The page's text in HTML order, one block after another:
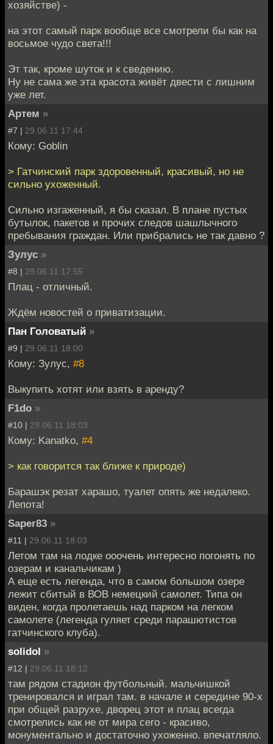
хозяйстве) -
на этот самый парк вообще все смотрели бы как на
восьмое чудо света!!!
Эт так, кроме шуток и к сведению.
Ну не сама же эта красота живёт двести с лишним
уже лет.
Артем »
#7 | 29.06.11 17:44
Кому: Goblin
> Гатчинский парк здоровенный, красивый, но не
сильно ухоженный.
Сильно изгаженный, я бы сказал. В плане пустых
бутылок, пакетов и прочих следов шашлычного
пребывания граждан. Или прибрались не так давно ?
Зулуc »
#8 | 29.06.11 17:55
Плац - отличный.
Ждём новостей о приватизации.
Пан Головатый »
#9 | 29.06.11 18:00
Кому: Зулуc, #8
Выкупить хотят или взять в аренду?
F1do »
#10 | 29.06.11 18:03
Кому: Kanatko, #4
> как говорится так ближе к природе)
Барашэк резат харашо, туалет опять же недалеко.
Лепота!
Saper83 »
#11 | 29.06.11 18:03
Летом там на лодке ооочень интересно погонять по
озерам и канальчикам )
А еще есть легенда, что в самом большом озере
лежит сбитый в ВОВ немецкий самолет. Типа он
виден, когда пролетаешь над парком на легком
самолете (легенда гуляет среди парашютистов
гатчинского клуба).
solidol »
#12 | 29.06.11 18:12
там рядом стадион футбольный. мальчишкой
тренировался и играл там. в начале и середине 90-х
при общей разрухе, дворец этот и плац всегда
смотрелись как не от мира сего - красиво,
монументально и достаточно ухоженно. впечатляло.